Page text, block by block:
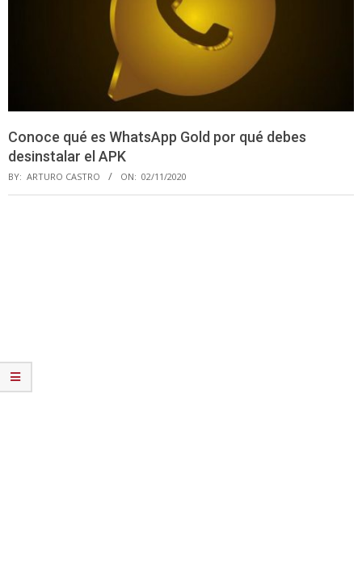
Conoce qué es WhatsApp Gold por qué debes
desinstalar el APK
BY: ARTURO CASTRO ON: 02/11/2020